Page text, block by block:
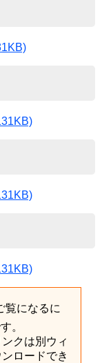
覧になるに
。
ンクは別ウィ
ロードでき